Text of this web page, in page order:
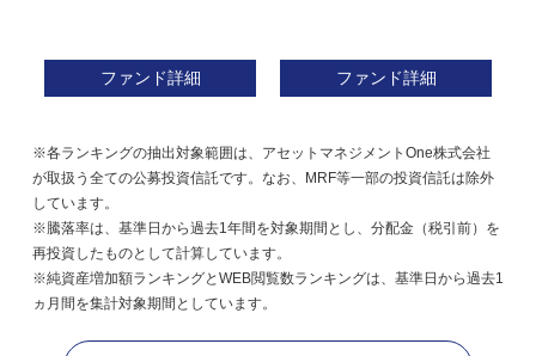
ファンド詳細 ファンド詳細
※各ランキングの抽出対象範囲は、アセットマネジメントOne株式会社
が取扱う全ての公募投資信託です。なお、MRF等一部の投資信託は除外
しています。
※騰落率は、基準日から過去1年間を対象期間とし、分配金（税引前）を
再投資したものとして計算しています。
※純資産増加額ランキングとWEB閲覧数ランキングは、基準日から過去1
ヵ月間を集計対象期間としています。